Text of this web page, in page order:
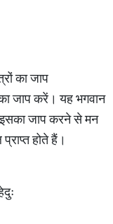
का जाप
जाप करें। यह भगवान
जाप करने से मन
होते हैं।